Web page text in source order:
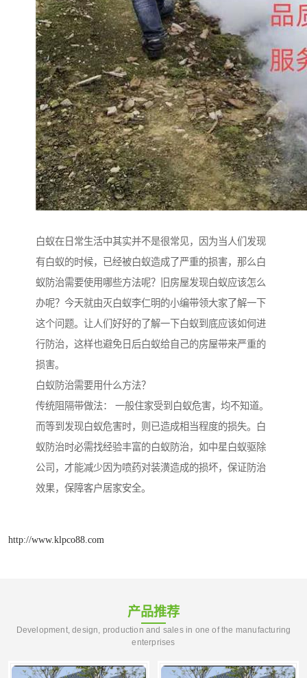
白蚁在日常生活中其实并不是很常见，因为当人们发现
有白蚁的时候，已经被白蚁造成了严重的损害，那么白
蚁防治需要使用哪些方法呢？旧房屋发现白蚁应该怎么
办呢？今天就由灭白蚁李仁明的小编带领大家了解一下
这个问题。让人们好好的了解一下白蚁到底应该如何进
行防治，这样也避免日后白蚁给自己的房屋带来严重的
损害。
白蚁防治需要用什么方法？
传统阻隔带做法： 一般住家受到白蚁危害，均不知道。
而等到发现白蚁危害时，则已造成相当程度的损失。白
蚁防治时必需找经验丰富的白蚁防治，如中星白蚁驱除
公司，才能减少因为喷药对装潢造成的损坏，保证防治
效果，保障客户居家安全。
http://www.klpco88.com
产品推荐
Development, design, production and sales in one of the manufacturing
enterprises